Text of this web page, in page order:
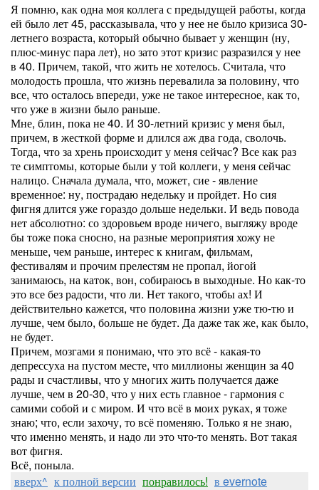
Я помню, как одна моя коллега с предыдущей работы, когда
ей было лет 45, рассказывала, что у нее не было кризиса 30-
летнего возраста, который обычно бывает у женщин (ну,
плюс-минус пара лет), но зато этот кризис разразился у нее
в 40. Причем, такой, что жить не хотелось. Считала, что
молодость прошла, что жизнь перевалила за половину, что
все, что осталось впереди, уже не такое интересное, как то,
что уже в жизни было раньше.
Мне, блин, пока не 40. И 30-летний кризис у меня был,
причем, в жесткой форме и длился аж два года, сволочь.
Тогда, что за хрень происходит у меня сейчас? Все как раз
те симптомы, которые были у той коллеги, у меня сейчас
налицо. Сначала думала, что, может, сие - явление
временное: ну, пострадаю недельку и пройдет. Но сия
фигня длится уже гораздо дольше недельки. И ведь повода
нет абсолютно: со здоровьем вроде ничего, выгляжу вроде
бы тоже пока сносно, на разные мероприятия хожу не
меньше, чем раньше, интерес к книгам, фильмам,
фестивалям и прочим прелестям не пропал, йогой
занимаюсь, на каток, вон, собираюсь в выходные. Но как-то
это все без радости, что ли. Нет такого, чтобы ах! И
действительно кажется, что половина жизни уже тю-тю и
лучше, чем было, больше не будет. Да даже так же, как было,
не будет.
Причем, мозгами я понимаю, что это всё - какая-то
депрессуха на пустом месте, что миллионы женщин за 40
рады и счастливы, что у многих жить получается даже
лучше, чем в 20-30, что у них есть главное - гармония с
самими собой и с миром. И что всё в моих руках, я тоже
знаю; что, если захочу, то всё поменяю. Только я не знаю,
что именно менять, и надо ли это что-то менять. Вот такая
вот фигня.
Всё, поныла.
вверх^ к полной версии понравилось! в evernote